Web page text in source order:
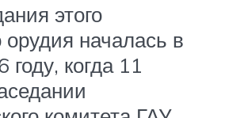
этого
орудия началась в
когда 11